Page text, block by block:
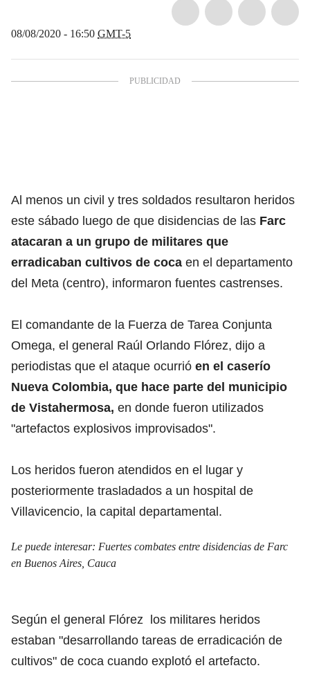
08/08/2020 - 16:50 GMT-5
Al menos un civil y tres soldados resultaron heridos
este sábado luego de que disidencias de las Farc
atacaran a un grupo de militares que
erradicaban cultivos de coca en el departamento
del Meta (centro), informaron fuentes castrenses.
El comandante de la Fuerza de Tarea Conjunta
Omega, el general Raúl Orlando Flórez, dijo a
periodistas que el ataque ocurrió en el caserío
Nueva Colombia, que hace parte del municipio
de Vistahermosa, en donde fueron utilizados
"artefactos explosivos improvisados".
Los heridos fueron atendidos en el lugar y
posteriormente trasladados a un hospital de
Villavicencio, la capital departamental.
Le puede interesar: Fuertes combates entre disidencias de Farc
en Buenos Aires, Cauca
Según el general Flórez los militares heridos
estaban "desarrollando tareas de erradicación de
cultivos" de coca cuando explotó el artefacto.